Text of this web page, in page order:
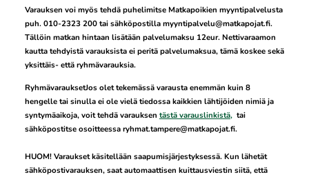
Varauksen voi myös tehdä puhelimitse Matkapoikien myyntipalvelusta
puh. 010-2323 200 tai sähköpostilla myyntipalvelu@matkapojat.fi.
Tällöin matkan hintaan lisätään palvelumaksu 12eur. Nettivaraamon
kautta tehdyistä varauksista ei peritä palvelumaksua, tämä koskee sekä
yksittäis- että ryhmävarauksia.
RyhmävarauksetJos olet tekemässä varausta enemmän kuin 8
hengelle tai sinulla ei ole vielä tiedossa kaikkien lähtijöiden nimiä ja
syntymäaikoja, voit tehdä varauksen tästä varauslinkistä,tai
sähköpostitse osoitteessa ryhmat.tampere@matkapojat.fi.
HUOM! Varaukset käsitellään saapumisjärjestyksessä. Kun lähetät
sähköpostivarauksen, saat automaattisen kuittausviestin siitä, että